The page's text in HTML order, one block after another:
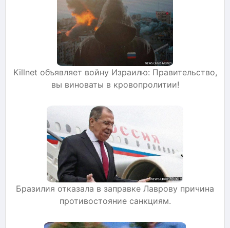
Killnet объявляет войну Израилю: Правительство,
вы виноваты в кровопролитии!
Бразилия отказала в заправке Лаврову причина
противостояние санкциям.